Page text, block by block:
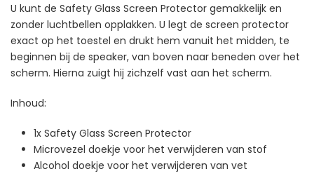
U kunt de Safety Glass Screen Protector gemakkelijk en
zonder luchtbellen opplakken. U legt de screen protector
exact op het toestel en drukt hem vanuit het midden, te
beginnen bij de speaker, van boven naar beneden over het
scherm. Hierna zuigt hij zichzelf vast aan het scherm.
Inhoud:
1x Safety Glass Screen Protector
Microvezel doekje voor het verwijderen van stof
Alcohol doekje voor het verwijderen van vet